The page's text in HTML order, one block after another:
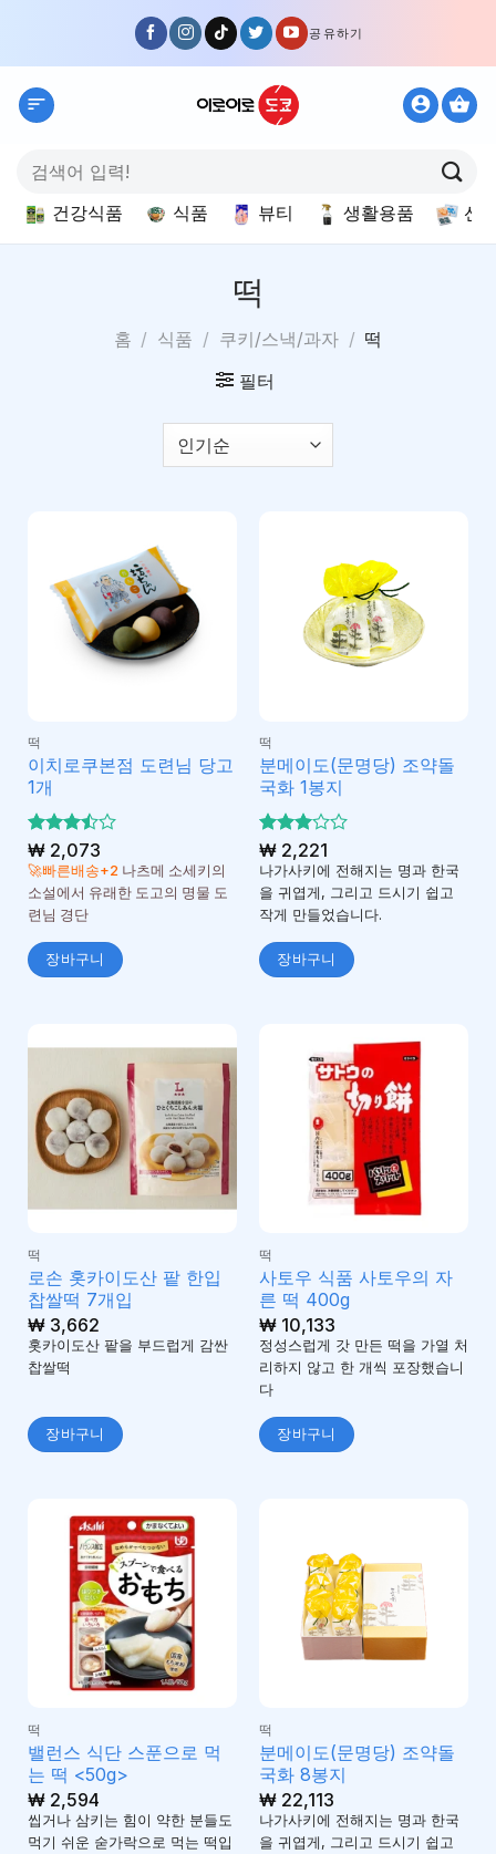
content
공유하기
색:
건강식품 식품 뷰티 생활용품 선
떡
홈 / 식품 / 쿠키/스낵/과자 / 떡
필터
떡
이치로쿠본점 도련님 당고
1개
5 중에
서3.5
로 평가
됨
₩2,073
🚀빠른배송+2나츠메 소세키의
소설에서 유래한 도고의 명물 도
련님 경단
장바구니
떡
분메이도(문명당) 조약돌
국화 1봉지
5 중에
서3
로 평
가됨
₩2,221
나가사키에 전해지는 명과 한국
을 귀엽게, 그리고 드시기 쉽고
작게 만들었습니다.
장바구니
떡
로손 홋카이도산 팥 한입
찹쌀떡 7개입
₩3,662
홋카이도산 팥을 부드럽게 감싼
찹쌀떡
장바구니
떡
사토우 식품 사토우의 자
른 떡 400g
₩10,133
정성스럽게 갓 만든 떡을 가열 처
리하지 않고 한 개씩 포장했습니
다
장바구니
떡
밸런스 식단 스푼으로 먹
는 떡 <50g>
₩2,594
씹거나 삼키는 힘이 약한 분들도
먹기 쉬운 숟가락으로 먹는 떡입
떡
분메이도(문명당) 조약돌
국화 8봉지
₩22,113
나가사키에 전해지는 명과 한국
을 귀엽게, 그리고 드시기 쉽고